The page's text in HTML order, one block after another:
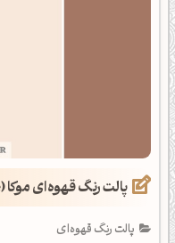
پالت رنگ قهوه‌ای موکا (Mocha Mousse) و ماسه‌ای (رنگ سال 1404)
پالت رنگ قهوه‌ای